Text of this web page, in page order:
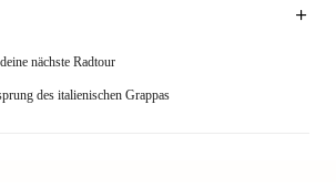
nächste Radtour
des italienischen Grappas